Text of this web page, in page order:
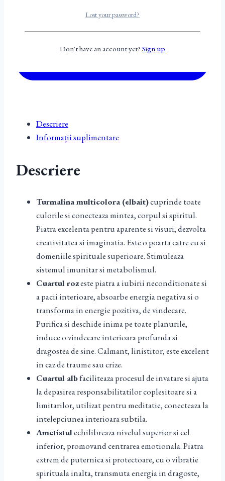
Descriere
Informații suplimentare
Descriere
Turmalina multicolora (elbait)cuprinde toate
culorile si conecteaza mintea, corpul si spiritul.
Piatra excelenta pentru aparente si visuri, dezvolta
creativitatea si imaginatia. Este o poarta catre eu si
domeniile spirituale superioare. Stimuleaza
sistemul imunitar si metabolismul.
Cuartul rozeste piatra a iubirii neconditionate si
a pacii interioare, absoarbe energia negativa si o
transforma in energie pozitiva, de vindecare.
Purifica si deschide inima pe toate planurile,
induce o vindecare interioara profunda si
dragostea de sine. Calmant, linistitor, este excelent
in caz de traume sau crize.
Cuartul albfaciliteaza procesul de invatare si ajuta
la depasirea responsabilitatilor coplesitoare si a
limitarilor, utilizat pentru meditatie, conecteaza la
intelepciunea interioara subtila.
Ametistulechilibreaza nivelul superior si cel
inferior, promovand centrarea emotionala. Piatra
extrem de puternica si protectoare, cu o vibratie
spirituala inalta, transmuta energia in dragoste,
Lost your password?
Don't have an account yet? Sign up